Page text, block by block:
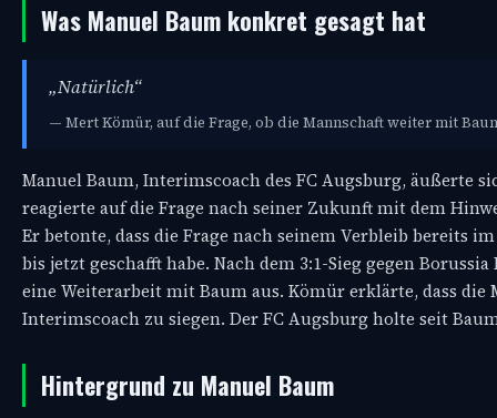
Was Manuel Baum konkret gesagt hat
„Natürlich“
— Mert Kömür, auf die Frage, ob die Mannschaft weiter mit
Manuel Baum, Interimscoach des FC Augsburg, äußerte
reagierte auf die Frage nach seiner Zukunft mit dem
Er betonte, dass die Frage nach seinem Verbleib bereits
bis jetzt geschafft habe. Nach dem 3:1-Sieg gegen
eine Weiterarbeit mit Baum aus. Kömür erklärte, dass die
Interimscoach zu siegen. Der FC Augsburg holte seit
Hintergrund zu Manuel Baum